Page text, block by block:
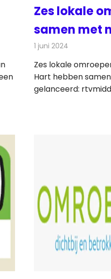
Zes lokale
samen met
1 juni 2024
Zes lokale
Hart hebben
gelanceerd: